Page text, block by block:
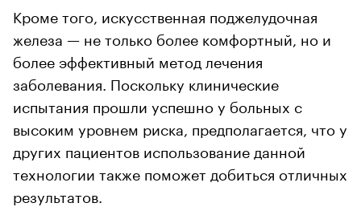
Кроме того, искусственная поджелудочная
железа — не только более комфортный, но и
более эффективный метод лечения
заболевания. Поскольку клинические
испытания прошли успешно у больных с
высоким уровнем риска, предполагается, что у
других пациентов использование данной
технологии также поможет добиться отличных
результатов.